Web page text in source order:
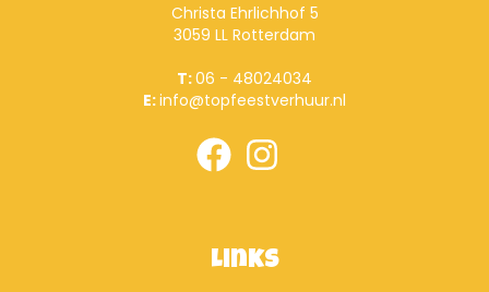
Christa Ehrlichhof 5
3059 LL Rotterdam
T:06 - 48024034
E:info@topfeestverhuur.nl
Links